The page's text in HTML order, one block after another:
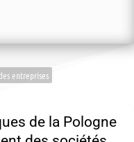
entreprises
de la Pologne